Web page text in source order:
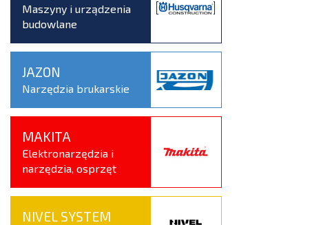
Maszyny i urządzenia
budowlane
JAZON
Narzędzia brukarskie
MAKITA
Elektronarzędzia i
narzędzia, osprzęt
NIVEL SYSTEM